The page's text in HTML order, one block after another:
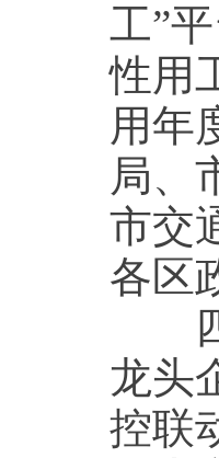
工”
性用
用年
局、
市交
各区
四
龙头
控联